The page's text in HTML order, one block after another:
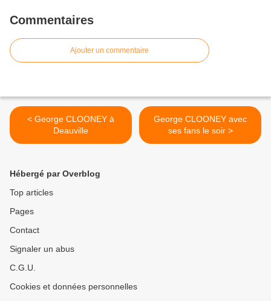
Commentaires
Ajouter un commentaire
< George CLOONEY à
Deauville
George CLOONEY avec
ses fans le soir >
Hébergé par Overblog
Top articles
Pages
Contact
Signaler un abus
C.G.U.
Cookies et données personnelles